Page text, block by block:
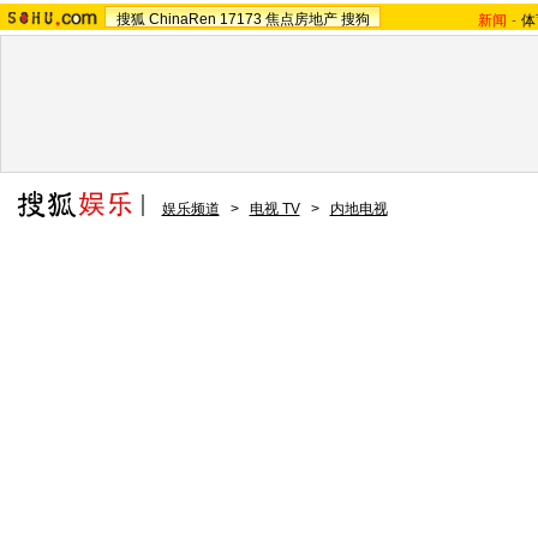
搜狐 ChinaRen 17173 焦点房地产 搜狗 新闻 -
娱乐频道 > 电视 TV > 内地电视